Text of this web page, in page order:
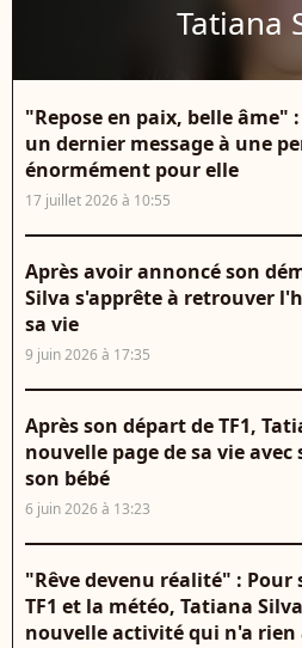
Tatiana
"Repose en paix, belle âme"
un dernier message à une
énormément pour elle
17 juillet 2026 à 10:55
Après avoir annoncé son
Silva s'apprête à retrouver
sa vie
9 juin 2026 à 17:35
Après son départ de TF1,
nouvelle page de sa vie
son bébé
6 juin 2026 à 13:23
"Rêve devenu réalité" : Pour
TF1 et la météo, Tatiana
nouvelle activité qui n'a rien